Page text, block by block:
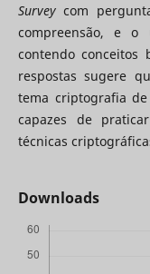
Surveycom
compreensão, e o
contendo conceitos
respostas sugere
tema criptografia
capazes de
técnicas
Downloads